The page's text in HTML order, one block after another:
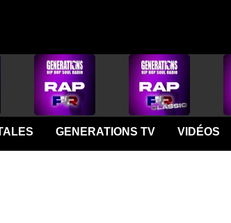
GENERATIONS TV VIDÉOS